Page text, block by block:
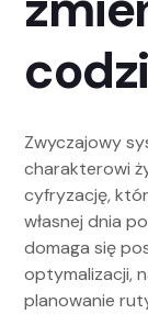
Zwyczajowy
charakterowi
cyfryzację,
własnej dnia
domaga się
optymalizacji,
planowanie